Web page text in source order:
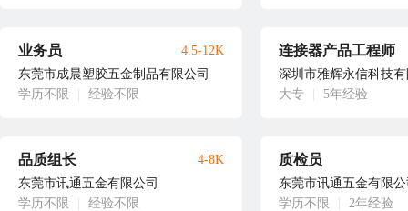
业务员
东莞市成晨塑胶五金制品有限公司
学历不限
经验不限
4.5-12K 连接器产品工程师
深圳市雅辉永信科技
大专
5年经验
品质组长
东莞市讯通五金有限公司
学历不限
经验不限
4-8K 质检员
东莞市讯通五金有限
学历不限
2年经验